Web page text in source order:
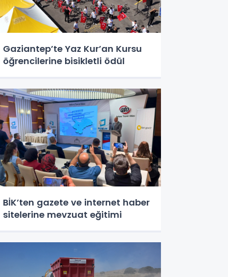
Gaziantep’te Yaz Kur’an Kursu
öğrencilerine bisikletli ödül
BİK’ten gazete ve internet haber
sitelerine mevzuat eğitimi